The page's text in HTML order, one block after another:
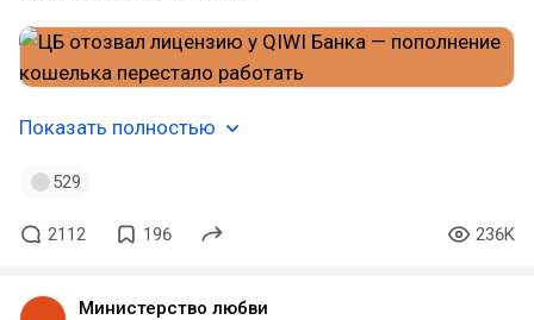
Показать полностью
529
2112 196 236K
Министерство любви